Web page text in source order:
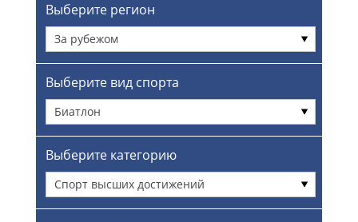
Выберите регион
За рубежом
Выберите вид спорта
Биатлон
Выберите категорию
Спорт высших достижений